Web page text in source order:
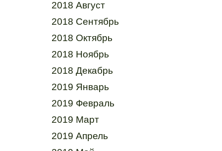
2018 Август
2018 Сентябрь
2018 Октябрь
2018 Ноябрь
2018 Декабрь
2019 Январь
2019 Февраль
2019 Март
2019 Апрель